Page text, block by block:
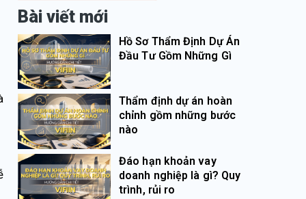
Bài viết mới
Hồ Sơ Thẩm Định Dự Án
Đầu Tư Gồm Những Gì
Thẩm định dự án hoàn
chỉnh gồm những bước
nào
Đáo hạn khoản vay
doanh nghiệp là gì? Quy
trình, rủi ro